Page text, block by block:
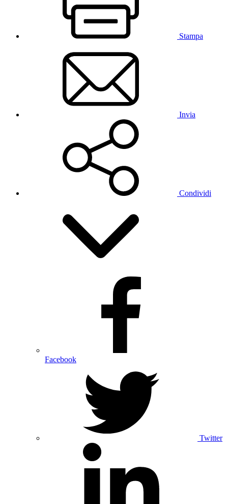
Stampa
Invia
Condividi
Facebook
Twitter